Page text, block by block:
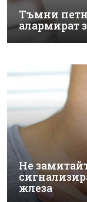
Тъмни
алармират
Не
жлеза